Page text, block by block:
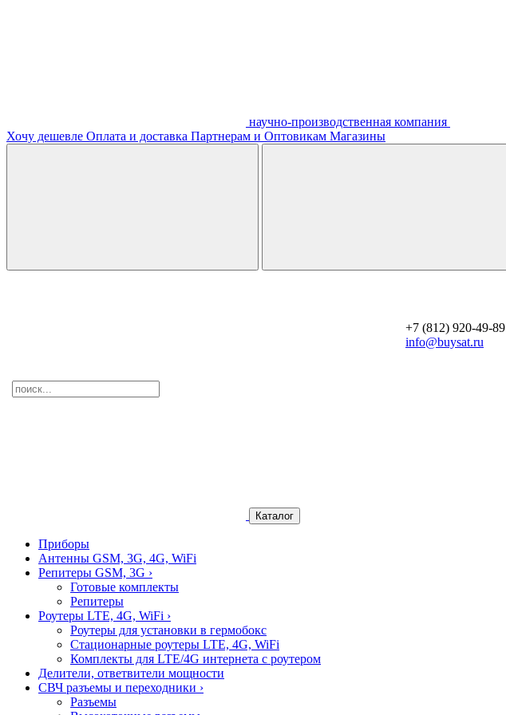
научно-производственная компания
Хочу дешевле Оплата и доставка Партнерам и Оптовикам Магазины
+7 (812) 920-49-89
info@buysat.ru
Каталог
Приборы
Антенны GSM, 3G, 4G, WiFi
Репитеры GSM, 3G ›
Готовые комплекты
Репитеры
Роутеры LTE, 4G, WiFi ›
Роутеры для установки в гермобокс
Стационарные роутеры LTE, 4G, WiFi
Комплекты для LTE/4G интернета с роутером
Делители, ответвители мощности
СВЧ разъемы и переходники ›
Разъемы